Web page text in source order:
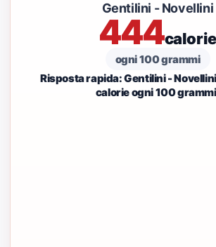
Gentilini - Novellini
444calorie
ogni 100 grammi
Risposta rapida: Gentilini -
calorie ogni 100